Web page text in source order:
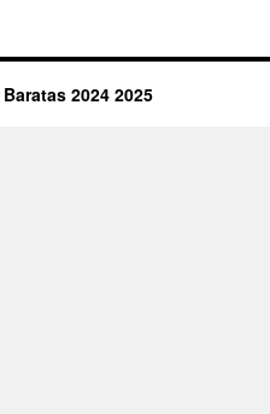
2024 2025